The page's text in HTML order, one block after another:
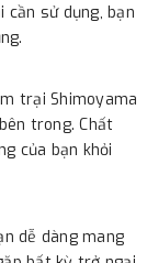
cần sử dụng, bạn
trại Shimoyama
trong. Chất
của bạn khỏi
dễ dàng mang